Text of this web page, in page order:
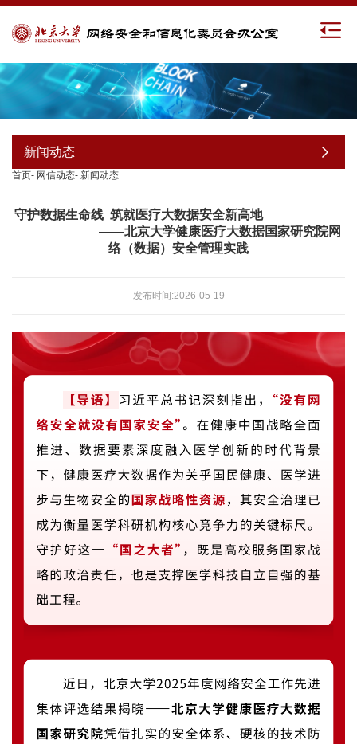
新闻动态
首页- 网信动态- 新闻动态
守护数据生命线 筑就医疗大数据安全新高地
——北京大学健康医疗大数据国家研究院网
络（数据）安全管理实践
发布时间:2026-05-19